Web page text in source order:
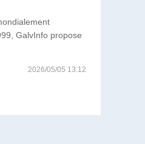
GalvInfo propose
2026/05/05 13:12